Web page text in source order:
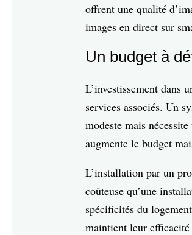
offrent une qualité
images en direct sur
Un budget à
L’investissement dans
services associés. Un
modeste mais
augmente le budget
L’installation par un
coûteuse qu’une
spécificités du
maintient leur efficacité